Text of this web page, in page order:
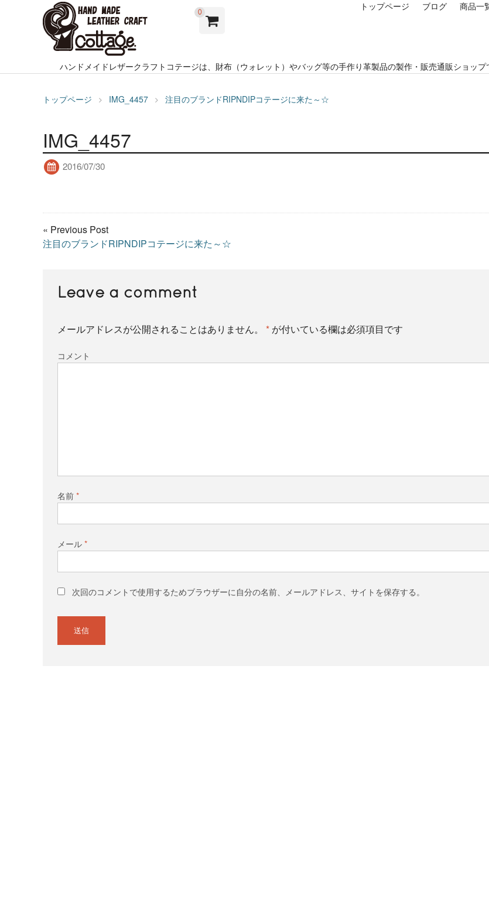
0
トップページ ブログ 商品一
ハンドメイドレザークラフトコテージは、財布（ウォレット）やバッグ等の手作り革製品の製作・販売通販ショップ
トップページ IMG_4457 注目のブランドRIPNDIPコテージに来た～☆
IMG_4457
2016/07/30
« Previous Post
注目のブランドRIPNDIPコテージに来た～☆
Leave a comment
メールアドレスが公開されることはありません。 * が付いている欄は必須項目です
コメント
名前*
メール*
次回のコメントで使用するためブラウザーに自分の名前、メールアドレス、サイトを保存する。